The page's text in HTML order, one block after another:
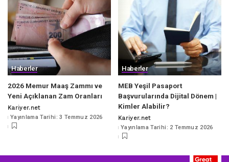
Haberler
2026 Memur Maaş Zammı ve
Yeni Açıklanan Zam Oranları
Posted
by
Kariyer.net
Yayınlama Tarihi: 3 Temmuz 2026
Haberler
MEB Yeşil Pasaport
Başvurularında Dijital Dönem |
Kimler Alabilir?
Posted
by
Kariyer.net
Yayınlama Tarihi: 2 Temmuz 2026